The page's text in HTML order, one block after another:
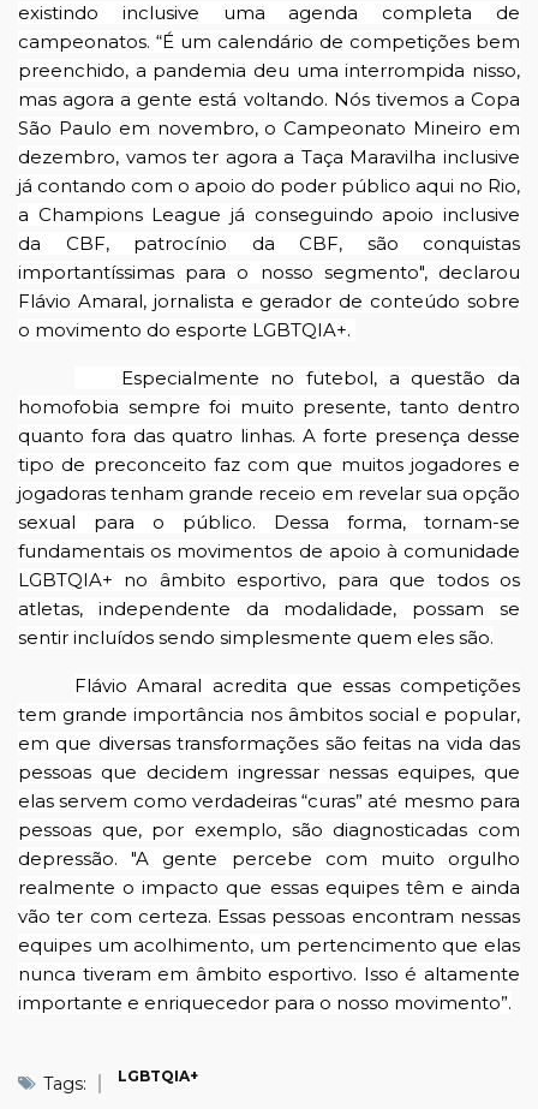
existindo inclusive uma agenda completa de
campeonatos. “É um calendário de competições bem
preenchido, a pandemia deu uma interrompida nisso,
mas agora a gente está voltando. Nós tivemos a Copa
São Paulo em novembro, o Campeonato Mineiro em
dezembro, vamos ter agora a Taça Maravilha inclusive
já contando com o apoio do poder público aqui no Rio,
a Champions League já conseguindo apoio inclusive
da CBF, patrocínio da CBF, são conquistas
importantíssimas para o nosso segmento", declarou
Flávio Amaral, jornalista e gerador de conteúdo sobre
o movimento do esporte LGBTQIA+.
Especialmente no futebol, a questão da
homofobia sempre foi muito presente, tanto dentro
quanto fora das quatro linhas. A forte presença desse
tipo de preconceito faz com que muitos jogadores e
jogadoras tenham grande receio em revelar sua opção
sexual para o público. Dessa forma, tornam-se
fundamentais os movimentos de apoio à comunidade
LGBTQIA+ no âmbito esportivo, para que todos os
atletas, independente da modalidade, possam se
sentir incluídos sendo simplesmente quem eles são.
Flávio Amaral acredita que essas competições
tem grande importância nos âmbitos social e popular,
em que diversas transformações são feitas na vida das
pessoas que decidem ingressar nessas equipes, que
elas servem como verdadeiras “curas” até mesmo para
pessoas que, por exemplo, são diagnosticadas com
depressão. "A gente percebe com muito orgulho
realmente o impacto que essas equipes têm e ainda
vão ter com certeza. Essas pessoas encontram nessas
equipes um acolhimento, um pertencimento que elas
nunca tiveram em âmbito esportivo. Isso é altamente
importante e enriquecedor para o nosso movimento”.
Tags: LGBTQIA+